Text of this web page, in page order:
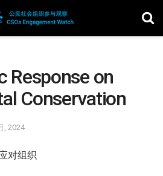
Response on
Conservation
, 2024
对组织